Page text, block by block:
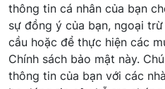
thông tin cá nhân của bạn
sự đồng ý của bạn, ngoại
cầu hoặc để thực hiện các
Chính sách bảo mật này.
thông tin của bạn với các